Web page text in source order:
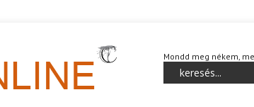
Mondd meg nékem,